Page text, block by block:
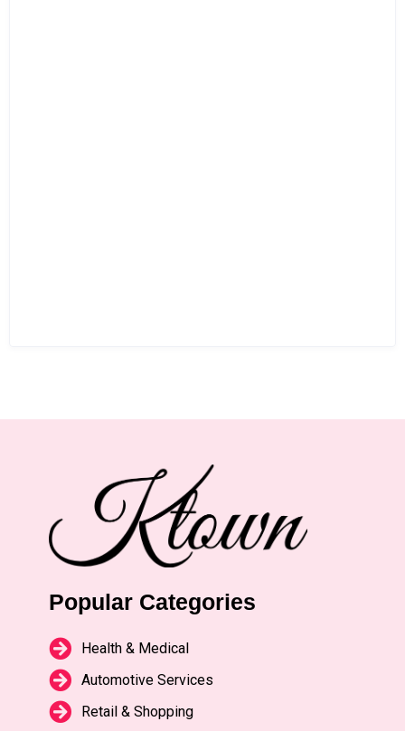
Popular Categories
Health & Medical
Automotive Services
Retail & Shopping